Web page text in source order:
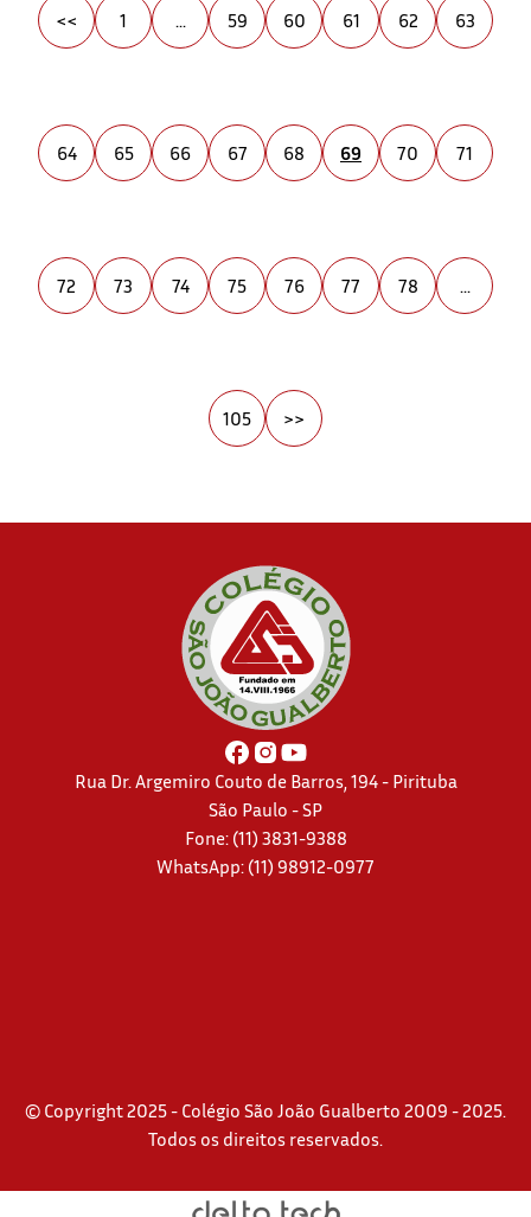
<< 1 ... 59 60 61 62 63
64 65 66 67 68 69 70 71
72 73 74 75 76 77 78 ...
105 >>
Rua Dr. Argemiro Couto de Barros, 194 - Pirituba
São Paulo - SP
Fone: (11) 3831-9388
WhatsApp: (11) 98912-0977
© Copyright 2025 - Colégio São João Gualberto 2009 - 2025.
Todos os direitos reservados.